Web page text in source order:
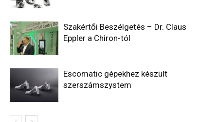
Szakértői Beszélgetés – Dr. Claus
Eppler a Chiron-tól
Escomatic gépekhez készült
szerszámszystem